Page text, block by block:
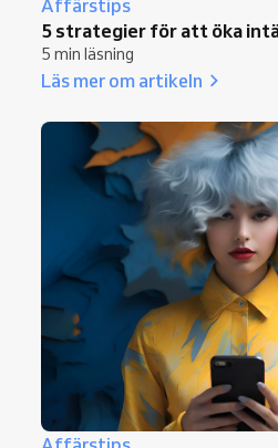
Affärstips
5 strategier för att öka
5 min läsning
Läs mer om artikeln